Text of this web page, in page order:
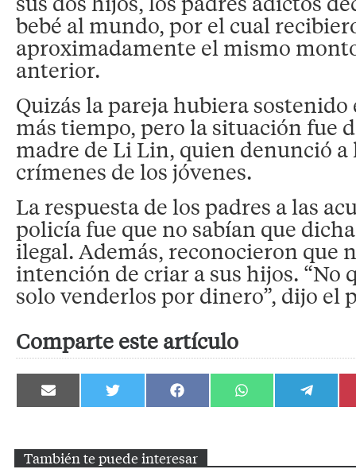
bebé al mundo, por el cual
aproximadamente el mismo
anterior.
Quizás la pareja hubiera
más tiempo, pero la situación fue
madre de Li Lin, quien denunció a
crímenes de los jóvenes.
La respuesta de los padres a las
policía fue que no sabían que
ilegal. Además, reconocieron que
intención de criar a sus hijos. “No
solo venderlos por dinero”, dijo el
Comparte este artículo
Compartir
en
Compartir
en
Compartir
en
Compartir
en
Compartir
en
También te puede interesar